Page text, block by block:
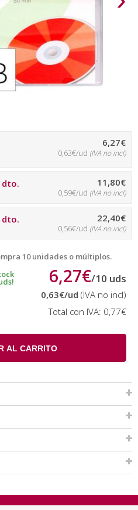
6,27€
0,63€/ud (IVA no incl)
dto. 11,80€
0,59€/ud (IVA no incl)
dto. 22,40€
0,56€/ud (IVA no incl)
10 unidades o múltiplos.
6,27€/10 uds
0,63€/ud (IVA no incl)
Total con IVA: 0,77€
AL CARRITO